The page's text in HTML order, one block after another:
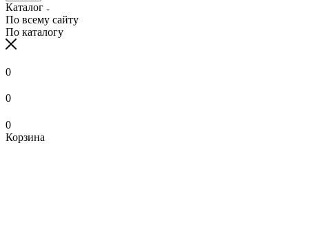
Каталог
По всему сайту
По каталогу
0
0
0
Корзина